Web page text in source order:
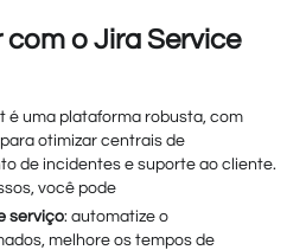
o Jira Service
é uma plataforma robusta, com
otimizar centrais de
de incidentes e suporte ao cliente.
você pode
serviço: automatize o
melhore os tempos de